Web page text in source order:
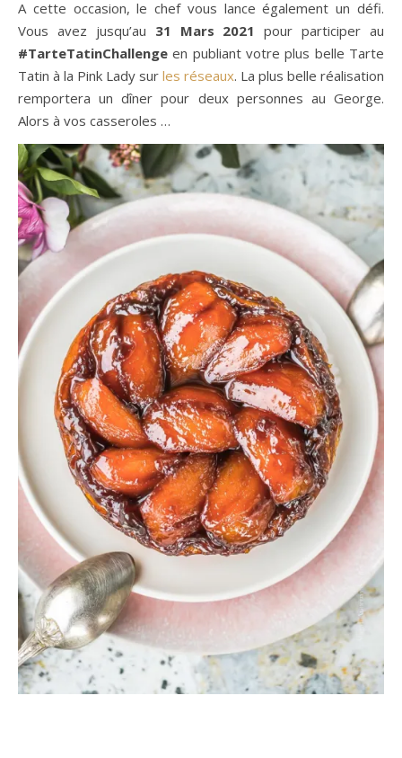
A cette occasion, le chef vous lance également un défi.
Vous avez jusqu’au 31 Mars 2021pour participer au
#TarteTatinChallenge en publiant votre plus belle Tarte
Tatin à la Pink Lady sur les réseaux. La plus belle réalisation
remportera un dîner pour deux personnes au George.
Alors à vos casseroles …